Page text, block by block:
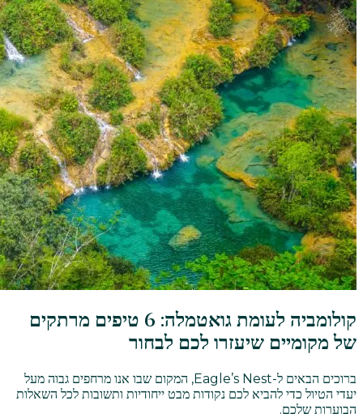
קולומביה לעומת גואטמלה: 6 טיפים מרתקים
של מקומיים שיעזרו לכם לבחור
ברוכים הבאים ל-Eagle’s Nest, המקום שבו אנו מרחפים גבוה מעל
יעדי הטיול כדי להביא לכם נקודות מבט ייחודיות ותשובות לכל השאלות
הבוערות שלכם.